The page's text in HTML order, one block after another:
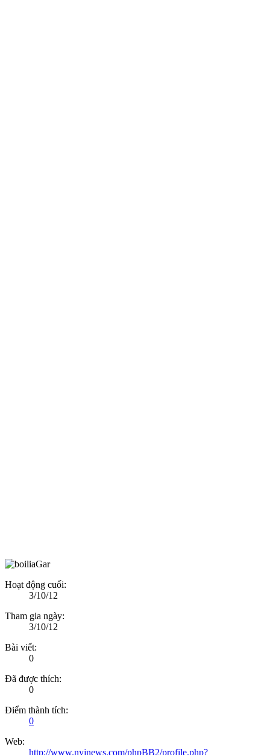
Hoạt động cuối:
3/10/12
Tham gia ngày:
3/10/12
Bài viết:
0
Đã được thích:
0
Điểm thành tích:
0
Web:
http://www.nyjnews.com/phpBB2/profile.php?